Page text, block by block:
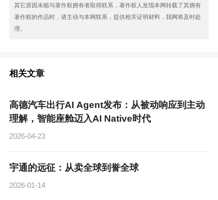
其它原因未能与著作权拥有者取得联系，著作权人发现本网转载了其拥有
著作权的作品时，请主动与本网联系，提供相关证明材料，我网将及时处
理。
相关文章
高德汽车出行AI Agent发布：从被动响应到主动
理解，智能座舱迈入AI Native时代
2026-04-23
宇通的远征：从卖全球到誉全球
2026-01-14